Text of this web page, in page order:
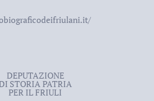
DEPUTAZIONE
STORIA PATRIA
PER IL FRIULI